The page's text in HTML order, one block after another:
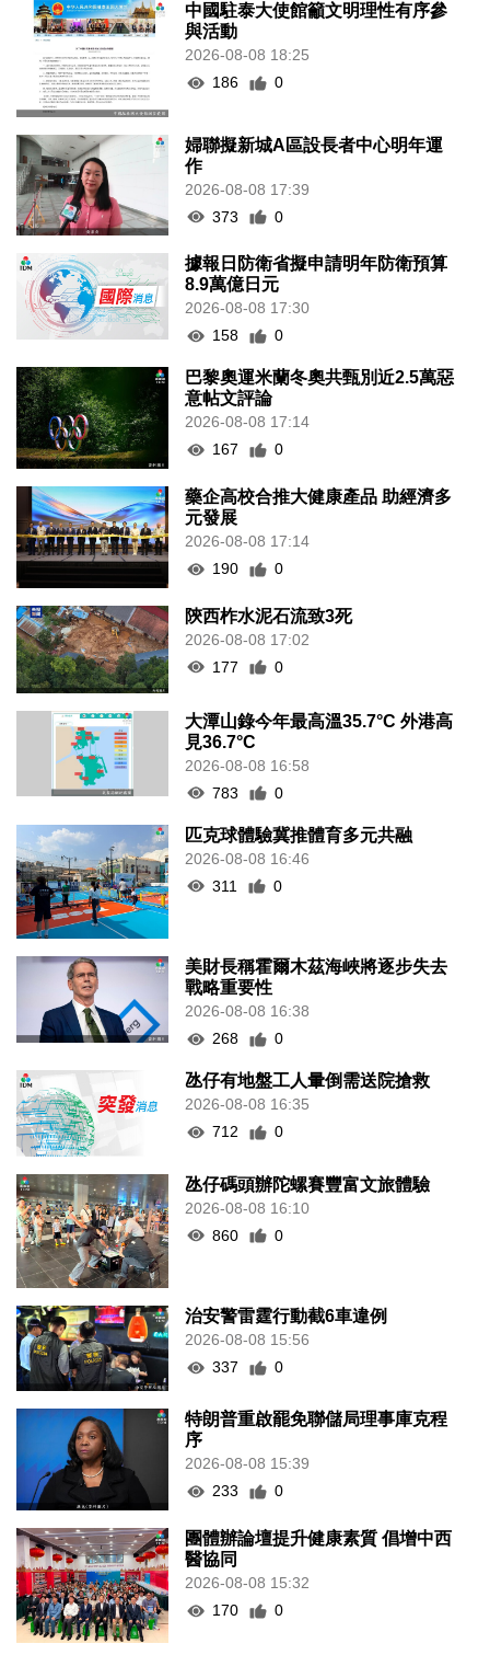
中國駐泰大使館籲文明理性有序參
與活動
2026-08-08 18:25
186
0
婦聯擬新城A區設長者中心明年運
作
2026-08-08 17:39
373
0
據報日防衛省擬申請明年防衛預算
8.9萬億日元
2026-08-08 17:30
158
0
巴黎奧運米蘭冬奧共甄別近2.5萬惡
意帖文評論
2026-08-08 17:14
167
0
藥企高校合推大健康產品 助經濟多
元發展
2026-08-08 17:14
190
0
陝西柞水泥石流致3死
2026-08-08 17:02
177
0
大潭山錄今年最高溫35.7°C 外港高
見36.7°C
2026-08-08 16:58
783
0
匹克球體驗冀推體育多元共融
2026-08-08 16:46
311
0
美財長稱霍爾木茲海峽將逐步失去
戰略重要性
2026-08-08 16:38
268
0
氹仔有地盤工人暈倒需送院搶救
2026-08-08 16:35
712
0
氹仔碼頭辦陀螺賽豐富文旅體驗
2026-08-08 16:10
860
0
治安警雷霆行動截6車違例
2026-08-08 15:56
337
0
特朗普重啟罷免聯儲局理事庫克程
序
2026-08-08 15:39
233
0
團體辦論壇提升健康素質 倡增中西
醫協同
2026-08-08 15:32
170
0